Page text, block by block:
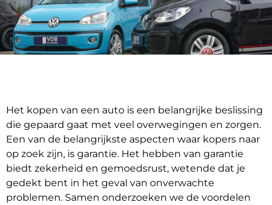
Het kopen van een auto is een belangrijke beslissing
die gepaard gaat met veel overwegingen en zorgen.
Een van de belangrijkste aspecten waar kopers naar
op zoek zijn, is garantie. Het hebben van garantie
biedt zekerheid en gemoedsrust, wetende dat je
gedekt bent in het geval van onverwachte
problemen. Samen onderzoeken we de voordelen